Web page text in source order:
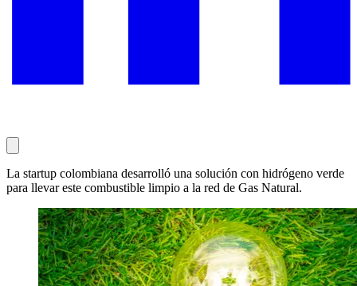
La startup colombiana desarrolló una solución con hidrógeno verde
para llevar este combustible limpio a la red de Gas Natural.